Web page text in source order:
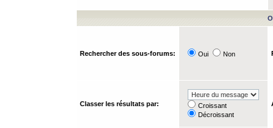
Rechercher des sous-forums: Oui Non
Classer les résultats par:
Croissant
Décroissant